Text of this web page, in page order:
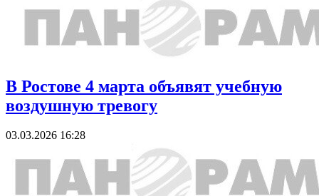
В Ростове 4 марта объявят учебную
воздушную тревогу
03.03.2026 16:28